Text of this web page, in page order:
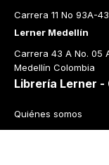
Carrera 11 No 93A-43
Lerner Medellín
Carrera 43 A No. 05
Medellín Colombia
Librería Lerner -
Quiénes somos
Librerías